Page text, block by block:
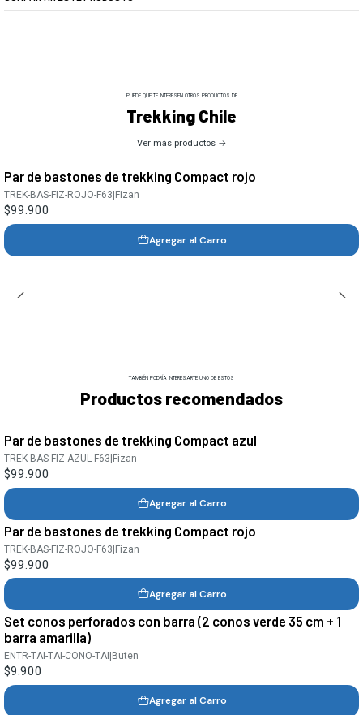
PUEDE QUE TE INTERESEN OTROS PRODUCTOS DE
Trekking Chile
Ver más productos
Par de bastones de trekking Compact rojo
TREK-BAS-FIZ-ROJO-F63 Fizan
$99.900
Agregar al Carro
TAMBIÉN PODRÍA INTERESARTE UNO DE ESTOS
Productos recomendados
Par de bastones de trekking Compact azul
TREK-BAS-FIZ-AZUL-F63 Fizan
$99.900
Agregar al Carro
Par de bastones de trekking Compact rojo
TREK-BAS-FIZ-ROJO-F63|Fizan
$99.900
Agregar al Carro
Set conos perforados con barra (2 conos verde 35 cm + 1
barra amarilla)
ENTR-TAI-TAI-CONO-TAI Buten
$9.900
Agregar al Carro